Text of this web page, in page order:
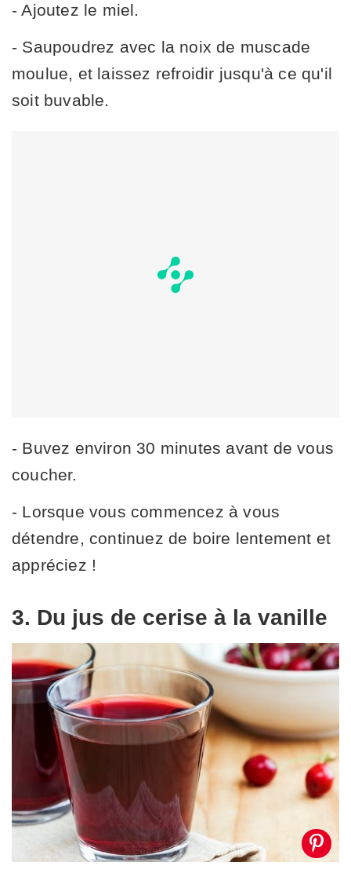
- Ajoutez le miel.
- Saupoudrez avec la noix de muscade
moulue, et laissez refroidir jusqu'à ce qu'il
soit buvable.
- Buvez environ 30 minutes avant de vous
coucher.
- Lorsque vous commencez à vous
détendre, continuez de boire lentement et
appréciez !
3. Du jus de cerise à la vanille